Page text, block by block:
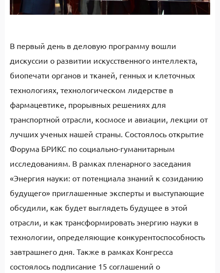
В первый день в деловую программу вошли
дискуссии о развитии искусственного интеллекта,
биопечати органов и тканей, генных и клеточных
технологиях, технологическом лидерстве в
фармацевтике, прорывных решениях для
транспортной отрасли, космосе и авиации, лекции от
лучших ученых нашей страны. Состоялось открытие
Форума БРИКС по социально-гуманитарным
исследованиям. В рамках пленарного заседания
«Энергия науки: от потенциала знаний к созиданию
будущего» приглашенные эксперты и выступающие
обсудили, как будет выглядеть будущее в этой
отрасли, и как трансформировать энергию науки в
технологии, определяющие конкурентоспособность
завтрашнего дня. Также в рамках Конгресса
состоялось подписание 15 соглашений о